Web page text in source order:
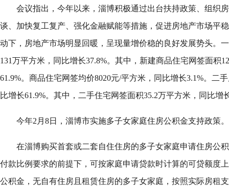
会议指出，今年以来，淄博积极通过出台扶持政策、组织
谈、加快复工复产、强化金融赋能等措施，促进房地产市场平
动下，房地产市场明显回暖，呈现量增价稳的良好发展势头。
131万平方米，同比增长37.8%。其中，新建商品住宅网签面积
61.9%。商品住宅网签均价8020元/平方米，同比增长3.1%。二
比增长61.9%。其中，二手住宅网签面积35.2万平方米，同比增
今年2月8日，淄博市实施多子女家庭住房公积金支持政策。
在淄博购买首套或二套自住住房的多子女家庭申请住房公
付款比例要求的前提下，可按家庭申请贷款时计算的可贷额度
公积金，无自有住房且租赁住房的多子女家庭，按照实际房租